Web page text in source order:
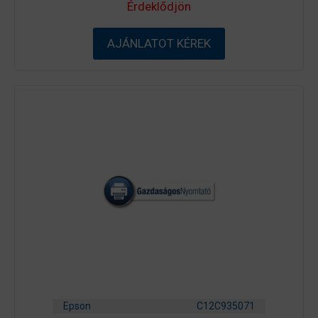
a
5
-
b
ő
Érdeklődjön
AJÁNLATOT KÉREK
Epson C12C935071